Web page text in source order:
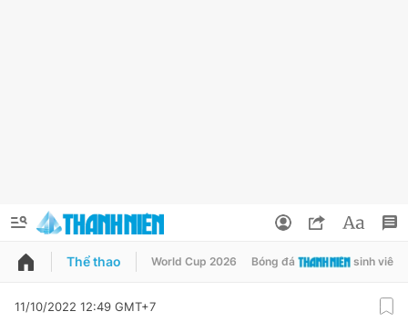
QUẢNG CÁO ĐẶT BÁO
Thể thao World Cup 2026 Bóng đá sinh viên
11/10/2022 12:49 GMT+7